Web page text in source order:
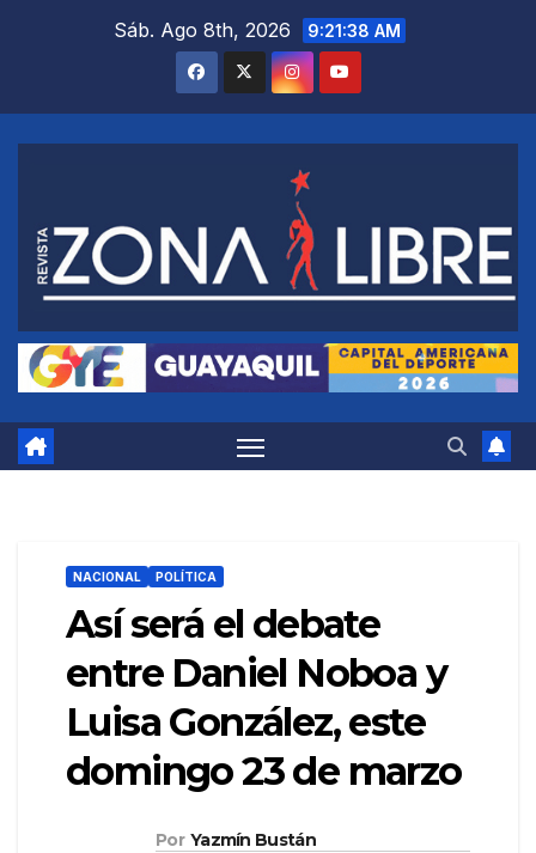
Sáb. Ago 8th, 2026 9:21:39 AM
NACIONAL POLÍTICA
Así será el debate
entre Daniel Noboa y
Luisa González, este
domingo 23 de marzo
Por Yazmín Bustán